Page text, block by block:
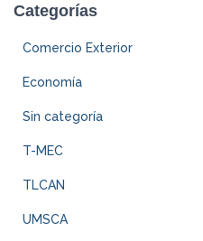
Categorías
Comercio Exterior
Economía
Sin categoría
T-MEC
TLCAN
UMSCA